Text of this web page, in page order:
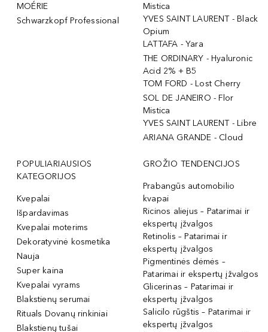
MOÉRIE
Schwarzkopf Professional
Mistica
YVES SAINT LAURENT - Black
Opium
LATTAFA - Yara
THE ORDINARY - Hyaluronic
Acid 2% + B5
TOM FORD - Lost Cherry
SOL DE JANEIRO - Flor
Mistica
YVES SAINT LAURENT - Libre
ARIANA GRANDE - Cloud
POPULIARIAUSIOS
KATEGORIJOS
Kvepalai
Išpardavimas
Kvepalai moterims
Dekoratyvinė kosmetika
Nauja
Super kaina
Kvepalai vyrams
Blakstienų serumai
Rituals Dovanų rinkiniai
Blakstienų tušai
GROŽIO TENDENCIJOS
Prabangūs automobilio
kvapai
Ricinos aliejus – Patarimai ir
ekspertų įžvalgos
Retinolis – Patarimai ir
ekspertų įžvalgos
Pigmentinės dėmės –
Patarimai ir ekspertų įžvalgos
Glicerinas – Patarimai ir
ekspertų įžvalgos
Salicilo rūgštis – Patarimai ir
ekspertų įžvalgos